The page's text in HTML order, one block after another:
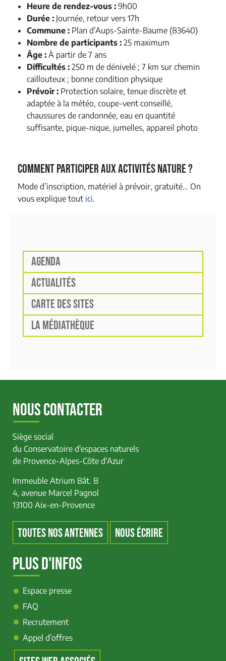
Heure de rendez-vous : 9h00
Durée : Journée, retour vers 17h
Commune : Plan d’Aups-Sainte-Baume (83640)
Nombre de participants : 25 maximum
Âge : À partir de 7 ans
Difficultés : 250 m de dénivelé ; 7 km sur chemin
caillouteux ; bonne condition physique
Prévoir : Protection solaire, tenue discrète et
adaptée à la météo, coupe-vent conseillé,
chaussures de randonnée, eau en quantité
suffisante, pique-nique, jumelles, appareil photo
Comment participer aux activités nature ?
Mode d’inscription, matériel à prévoir, gratuité… On
vous explique tout ici.
AGENDA
ACTUALITÉS
CARTE DES SITES
LA MÉDIATHÈQUE
NOUS CONTACTER
Siège social
du Conservatoire d'espaces naturels
de Provence-Alpes-Côte d'Azur
Immeuble Atrium Bât. B
4, avenue Marcel Pagnol
13100 Aix-en-Provence
TOUTES NOS ANTENNES NOUS ÉCRIRE
PLUS D'INFOS
Espace presse
FAQ
Recrutement
Appel d’offres